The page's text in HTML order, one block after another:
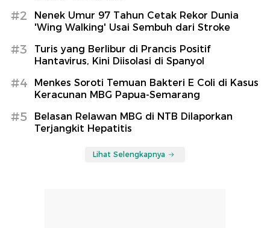
#2
Nenek Umur 97 Tahun Cetak Rekor Dunia
'Wing Walking' Usai Sembuh dari Stroke
#3
Turis yang Berlibur di Prancis Positif
Hantavirus, Kini Diisolasi di Spanyol
#4
Menkes Soroti Temuan Bakteri E Coli di Kasus
Keracunan MBG Papua-Semarang
#5
Belasan Relawan MBG di NTB Dilaporkan
Terjangkit Hepatitis
Lihat Selengkapnya